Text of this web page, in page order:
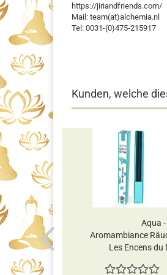
https://jiriandfriends.com/
Mail: team(at)alchemia.nl
Tel: 0031-(0)475-215917
Kunden, welche
Aqua -
Aromambiance
Les Encens du